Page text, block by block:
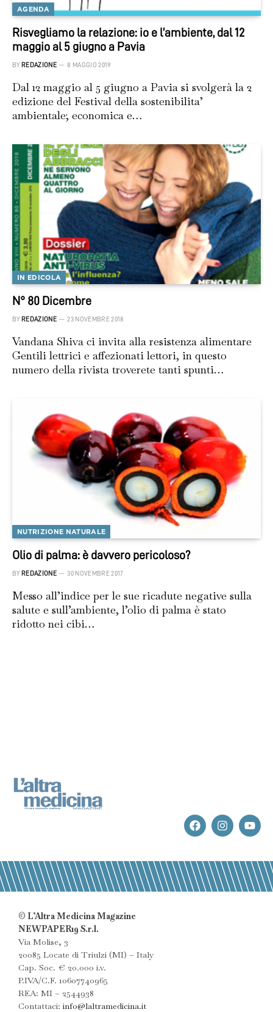
AGENDA
Risvegliamo la relazione: io e l’ambiente, dal 12
maggio al 5 giugno a Pavia
BY REDAZIONE 8 MAGGIO 2019
Dal 12 maggio al 5 giugno a Pavia si svolgerà la 2
edizione del Festival della sostenibilita’
ambientale; economica e…
IN EDICOLA
N° 80 Dicembre
BY REDAZIONE 23 NOVEMBRE 2018
Vandana Shiva ci invita alla resistenza alimentare
Gentili lettrici e affezionati lettori, in questo
numero della rivista troverete tanti spunti…
NUTRIZIONE NATURALE
Olio di palma: è davvero pericoloso?
BY REDAZIONE 30 NOVEMBRE 2017
Messo all’indice per le sue ricadute negative sulla
salute e sull’ambiente, l’olio di palma è stato
ridotto nei cibi…
© L’Altra Medicina Magazine
NEWPAPER19 S.r.l.
Via Molise, 3
20085 Locate di Triulzi (MI) – Italy
Cap. Soc. € 20.000 i.v.
P.IVA/C.F. 10607740965
REA: MI – 2544938
Contattaci: info@laltramedicina.it